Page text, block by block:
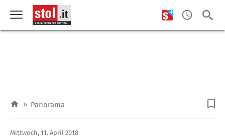
» Panorama
Mittwoch, 11. April 2018